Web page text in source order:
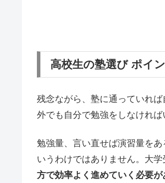
高校生の塾選び ポイ
残念ながら、塾に通っていれ
外でも自分で勉強をしなければ
勉強量、言い直せば演習量を
いうわけではありません。大
方で効率よく進めていく必要が